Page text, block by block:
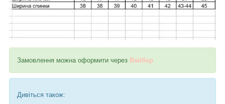
Замовлення можна оформити через Вайбер
Дивіться також: